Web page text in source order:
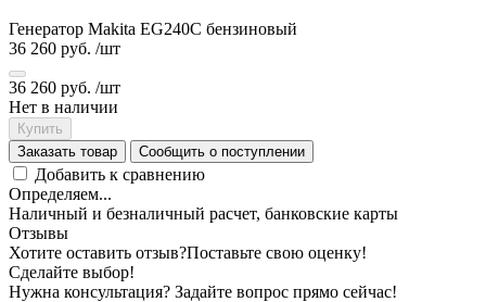
Генератор Makita EG240С бензиновый
36 260 руб. /шт
36 260 руб. /шт
Нет в наличии
Купить
Заказать товар
Сообщить о поступлении
Добавить к сравнению
Определяем...
Наличный и безналичный расчет, банковские карты
Отзывы
Хотите оставить отзыв?Поставьте свою оценку!
Сделайте выбор!
Нужна консультация? Задайте вопрос прямо сейчас!